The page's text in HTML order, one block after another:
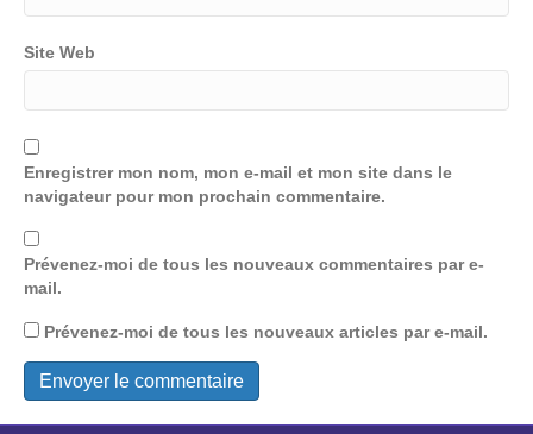
Site Web
Enregistrer mon nom, mon e-mail et mon site dans le
navigateur pour mon prochain commentaire.
Prévenez-moi de tous les nouveaux commentaires par e-
mail.
Prévenez-moi de tous les nouveaux articles par e-mail.